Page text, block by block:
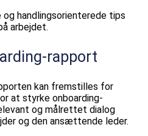
handlingsorienterede tips
arbejdet.
rapport
kan fremstilles for
at styrke onboarding-
og målrettet dialog
og den ansættende leder.